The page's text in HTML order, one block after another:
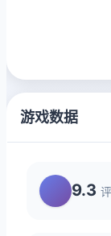
游戏数据
9.3